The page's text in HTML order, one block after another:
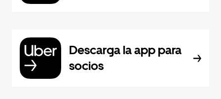
Descarga la app para
socios